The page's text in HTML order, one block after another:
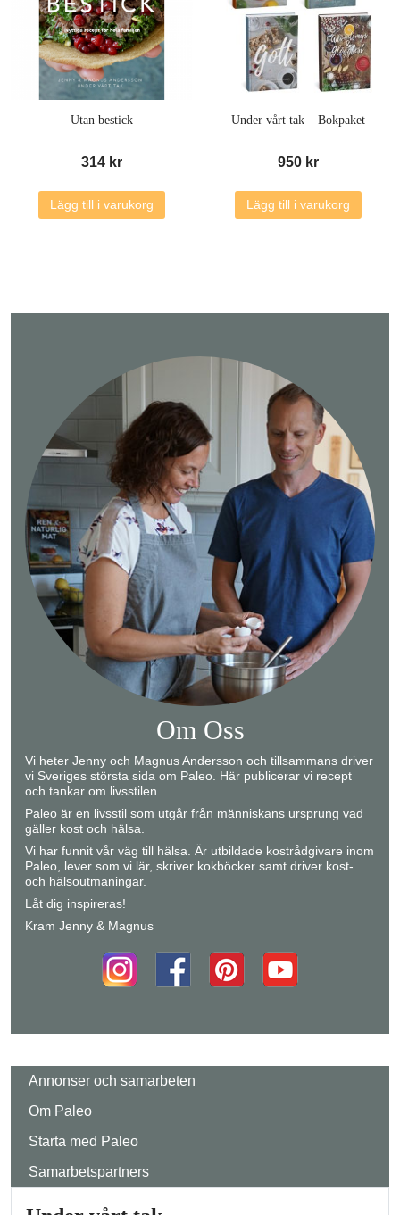
Utan bestick
314 kr
Lägg till i varukorg
Under vårt tak – Bokpaket
950 kr
Lägg till i varukorg
Om Oss
Vi heter Jenny och Magnus Andersson och tillsammans driver
vi Sveriges största sida om Paleo. Här publicerar vi recept
och tankar om livsstilen.
Paleo är en livsstil som utgår från människans ursprung vad
gäller kost och hälsa.
Vi har funnit vår väg till hälsa. Är utbildade kostrådgivare inom
Paleo, lever som vi lär, skriver kokböcker samt driver kost-
och hälsoutmaningar.
Låt dig inspireras!
Kram Jenny & Magnus
Annonser och samarbeten
Om Paleo
Starta med Paleo
Samarbetspartners